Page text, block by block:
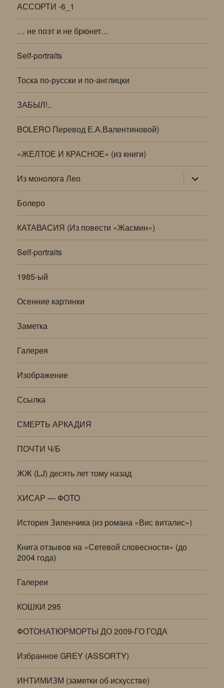
АССОРТИ -6_1
… не поэт и не брюнет…
Self-portraits
Тоска по-русски и по-англицки
ЗАБЫЛ!..
BOLERO Перевод Е.А.Валентиновой)
«ЖЕЛТОЕ И КРАСНОЕ» (из книги)
Из монолога Лео раскрыть
дочернее
меню
Болеро
КАТАВАСИЯ (Из повести «Жасмин»)
Self-portraits
1985-ый
Осенние картинки
Заметка
Галерея
Изображение
Ссылка
СМЕРТЬ АРКАДИЯ
ПОЧТИ Ч/Б
ЖЖ (LJ) десять лет тому назад
ХИСАР — ФОТО
История Зиленчика (из романа «Вис виталис»)
Книга отзывов на «Сетевой словесности» (до
2004 года)
Галереи
КОШКИ 295
ФОТОНАТЮРМОРТЫ ДО 2009-ГО ГОДА
Избранное GREY (ASSORTY)
ИНТИМИЗМ (заметки об искусстве)